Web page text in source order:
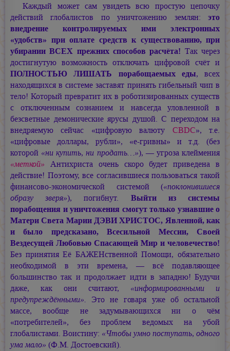
Каждый может сам увидеть всю простую цепочку
действий глобалистов по уничтожению землян: это
внедрение контролируемых ими электронных
«удобств» при оплате средств к существованию, при
убирании ВСЕХ прежних способов расчёта! Так через
достигнутую возможность отключать цифровой счёт и
ПОЛНОСТЬЮ ЛИШАТЬ порабощаемых еды, всех
находящихся в системе заставят принять гибельный чип в
тело! Который превратит их в роботизированных существ
с отключенным сознанием и навсегда уловленной в
безсветные демонические ярусы душой. С переходом на
внедряемую сейчас «цифровую валюту CBDC», т.е.
«цифровые доллары, рубли», «е-гривны» и т.д. (без
которой «ни купить, ни продать…»), — угроза клеймения
«меткой» Антихриста очень скоро будет приведена в
действие! Поэтому, все согласившиеся пользоваться такой
финансово-экономической системой («поклонившиеся
образу зверя»), погибнут. Выйти из системы
порабощения и уничтожения смогут только узнавшие о
Матери Света Марии ДЭВИ ХРИСТОС, Явленной, как
и было предсказано, Всесильной Мессии, Своей
Вездесущей Любовью Спасающей Мир и человечество!
Без принятия Её БАЖЕНственной Помощи, обязательно
необходимой в эти времена, — всё подавляющее
большинство так и продолжает идти в западню! Будучи
даже, как они считают, «информированными и
предупреждёнными». Это не говаря уже об остальной
массе, вообще не задумывающихся ни о чём
«потребителей», без проблем ведомых на убой
глобалистами. Воистину: «Чтобы умно поступать, одного
ума мало» (Ф.М. Достоевский).